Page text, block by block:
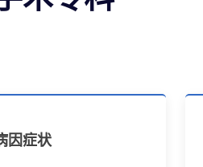
因症状